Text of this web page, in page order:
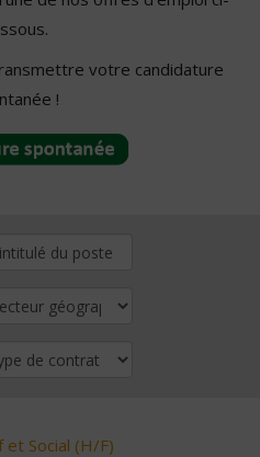
votre candidature
!
et Social (H/F)